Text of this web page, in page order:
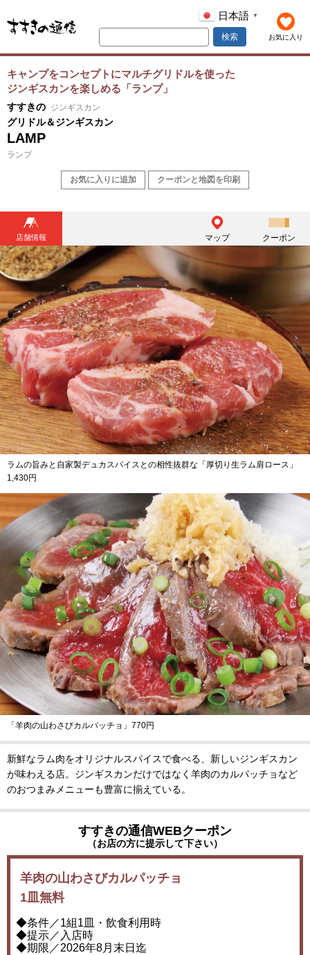
お気に入り
日本語 ▼
検索
キャンプをコンセプトにマルチグリドルを使った
ジンギスカンを楽しめる「ランプ」
すすきの ジンギスカン
グリドル＆ジンギスカン
LAMP
ランプ
お気に入りに追加 クーポンと地図を印刷
店舗情報 マップ クーポン
ラムの旨みと自家製デュカスパイスとの相性抜群な「厚切り生ラム肩ロース」
1,430円
「羊肉の山わさびカルパッチョ」770円
新鮮なラム肉をオリジナルスパイスで食べる、新しいジンギスカン
が味わえる店。ジンギスカンだけではなく羊肉のカルパッチョなど
のおつまみメニューも豊富に揃えている。
すすきの通信WEBクーポン
（お店の方に提示して下さい）
羊肉の山わさびカルパッチョ
1皿無料
◆条件／1組1皿・飲食利用時
◆提示／入店時
◆期限／2026年8月末日迄